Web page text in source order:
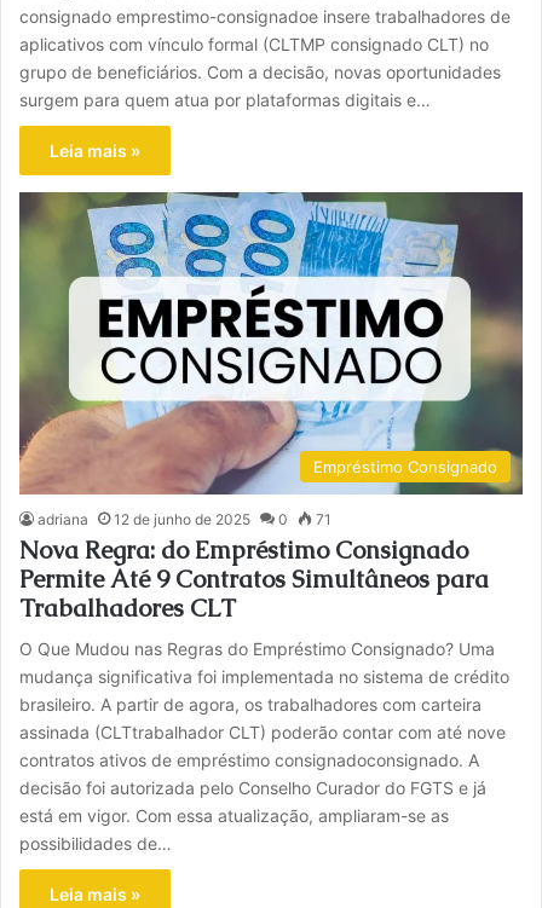
consignado emprestimo-consignadoe insere trabalhadores de
aplicativos com vínculo formal (CLTMP consignado CLT) no
grupo de beneficiários. Com a decisão, novas oportunidades
surgem para quem atua por plataformas digitais e…
Leia mais »
Empréstimo Consignado
adriana 12 de junho de 2025 0 71
Nova Regra: do Empréstimo Consignado
Permite Até 9 Contratos Simultâneos para
Trabalhadores CLT
O Que Mudou nas Regras do Empréstimo Consignado? Uma
mudança significativa foi implementada no sistema de crédito
brasileiro. A partir de agora, os trabalhadores com carteira
assinada (CLTtrabalhador CLT) poderão contar com até nove
contratos ativos de empréstimo consignadoconsignado. A
decisão foi autorizada pelo Conselho Curador do FGTS e já
está em vigor. Com essa atualização, ampliaram-se as
possibilidades de…
Leia mais »